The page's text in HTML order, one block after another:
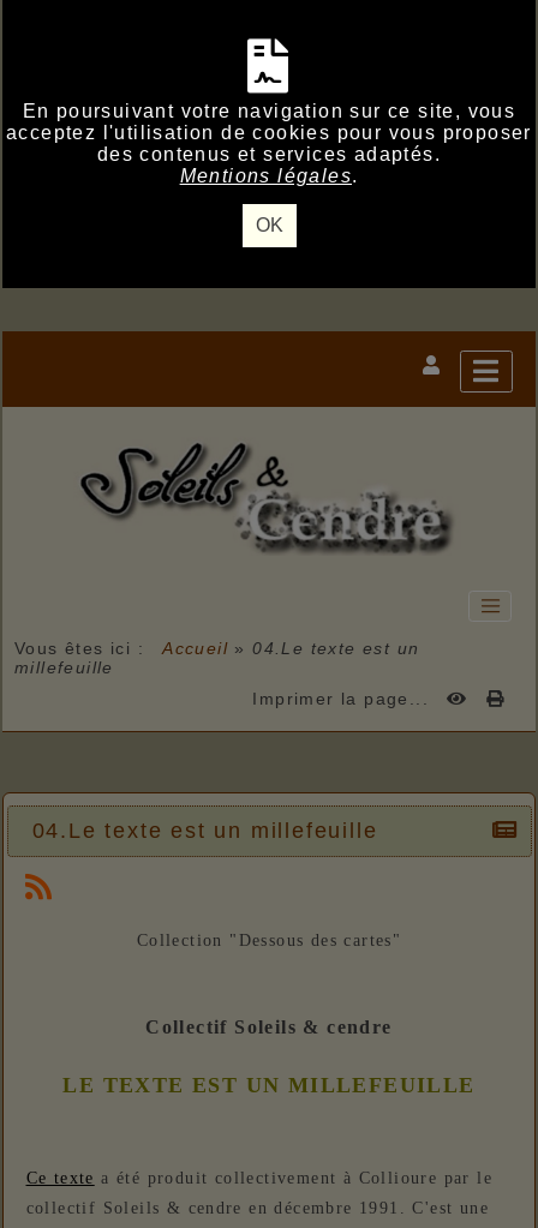
En poursuivant votre navigation sur ce site, vous
acceptez l'utilisation de cookies pour vous proposer
des contenus et services adaptés.
Mentions légales.
OK
Vous êtes ici : Accueil »04.Le texte est un
millefeuille
Imprimer la page...
04.Le texte est un millefeuille
Collection "Dessous des cartes"
Collectif Soleils & cendre
LE TEXTE EST UN MILLEFEUILLE
Ce texte a été produit collectivement à Collioure par le
collectif Soleils & cendre en décembre 1991. C'est une